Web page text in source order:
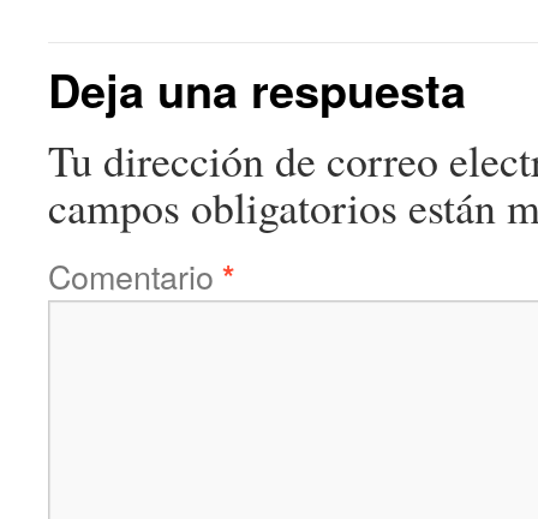
Deja una respuesta
Tu dirección de correo
campos obligatorios están
Comentario *